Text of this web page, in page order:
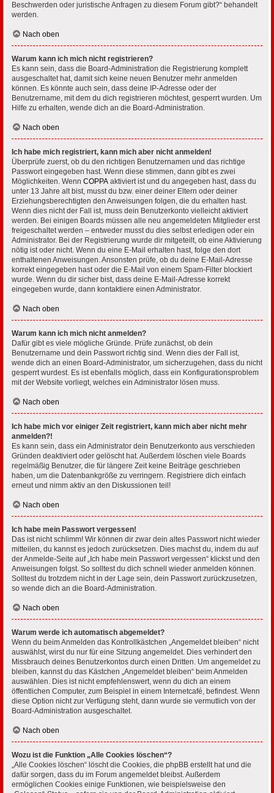
Beschwerden oder juristische Anfragen zu diesem Forum gibt?“ behandelt
werden.
Nach oben
Warum kann ich mich nicht registrieren?
Es kann sein, dass die Board-Administration die Registrierung komplett
ausgeschaltet hat, damit sich keine neuen Benutzer mehr anmelden
können. Es könnte auch sein, dass deine IP-Adresse oder der
Benutzername, mit dem du dich registrieren möchtest, gesperrt wurden. Um
Hilfe zu erhalten, wende dich an die Board-Administration.
Nach oben
Ich habe mich registriert, kann mich aber nicht anmelden!
Überprüfe zuerst, ob du den richtigen Benutzernamen und das richtige
Passwort eingegeben hast. Wenn diese stimmen, dann gibt es zwei
Möglichkeiten. Wenn COPPA aktiviert ist und du angegeben hast, dass du
unter 13 Jahre alt bist, musst du bzw. einer deiner Eltern oder deiner
Erziehungsberechtigten den Anweisungen folgen, die du erhalten hast.
Wenn dies nicht der Fall ist, muss dein Benutzerkonto vielleicht aktiviert
werden. Bei einigen Boards müssen alle neu angemeldeten Mitglieder erst
freigeschaltet werden – entweder musst du dies selbst erledigen oder ein
Administrator. Bei der Registrierung wurde dir mitgeteilt, ob eine Aktivierung
nötig ist oder nicht. Wenn du eine E-Mail erhalten hast, folge den dort
enthaltenen Anweisungen. Ansonsten prüfe, ob du deine E-Mail-Adresse
korrekt eingegeben hast oder die E-Mail von einem Spam-Filter blockiert
wurde. Wenn du dir sicher bist, dass deine E-Mail-Adresse korrekt
eingegeben wurde, dann kontaktiere einen Administrator.
Nach oben
Warum kann ich mich nicht anmelden?
Dafür gibt es viele mögliche Gründe. Prüfe zunächst, ob dein
Benutzername und dein Passwort richtig sind. Wenn dies der Fall ist,
wende dich an einen Board-Administrator, um sicherzugehen, dass du nicht
gesperrt wurdest. Es ist ebenfalls möglich, dass ein Konfigurationsproblem
mit der Website vorliegt, welches ein Administrator lösen muss.
Nach oben
Ich habe mich vor einiger Zeit registriert, kann mich aber nicht mehr
anmelden?!
Es kann sein, dass ein Administrator dein Benutzerkonto aus verschieden
Gründen deaktiviert oder gelöscht hat. Außerdem löschen viele Boards
regelmäßig Benutzer, die für längere Zeit keine Beiträge geschrieben
haben, um die Datenbankgröße zu verringern. Registriere dich einfach
erneut und nimm aktiv an den Diskussionen teil!
Nach oben
Ich habe mein Passwort vergessen!
Das ist nicht schlimm! Wir können dir zwar dein altes Passwort nicht wieder
mitteilen, du kannst es jedoch zurücksetzen. Dies machst du, indem du auf
der Anmelde-Seite auf „Ich habe mein Passwort vergessen“ klickst und den
Anweisungen folgst. So solltest du dich schnell wieder anmelden können.
Solltest du trotzdem nicht in der Lage sein, dein Passwort zurückzusetzen,
so wende dich an die Board-Administration.
Nach oben
Warum werde ich automatisch abgemeldet?
Wenn du beim Anmelden das Kontrollkästchen „Angemeldet bleiben“ nicht
auswählst, wirst du nur für eine Sitzung angemeldet. Dies verhindert den
Missbrauch deines Benutzerkontos durch einen Dritten. Um angemeldet zu
bleiben, kannst du das Kästchen „Angemeldet bleiben“ beim Anmelden
auswählen. Dies ist nicht empfehlenswert, wenn du dich an einem
öffentlichen Computer, zum Beispiel in einem Internetcafé, befindest. Wenn
diese Option nicht zur Verfügung steht, dann wurde sie vermutlich von der
Board-Administration ausgeschaltet.
Nach oben
Wozu ist die Funktion „Alle Cookies löschen“?
„Alle Cookies löschen“ löscht die Cookies, die phpBB erstellt hat und die
dafür sorgen, dass du im Forum angemeldet bleibst. Außerdem
ermöglichen Cookies einige Funktionen, wie beispielsweise den